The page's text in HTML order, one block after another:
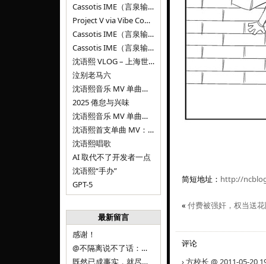
Cassotis IME（言泉输入法）v0.1.0
Project V via Vibe Coding
Cassotis IME（言泉输入法）阶段二
Cassotis IME（言泉输入法）
沈语熙 VLOG – 上海世博文化公园双子山
泣别老马六
沈语熙音乐 MV 单曲第三弹：代码与白T恤
2025 倦怠与兴味
沈语熙音乐 MV 单曲第二弹：优雅时间
沈语熙首支单曲 MV：告别的倒影
沈语熙唱歌
AI 取代不了开发者一点
沈语熙“手办”
GPT-5
最新留言
感谢！
@不隔离说不了话：浙江的
既然已成事实，就尽量接受了。 事情未能如愿已是不幸，没必要为此反复纠结来进行不必要的自我惩罚。 之前问过家里的小朋友是否想学编
简短地址： http://
« 付费被强奸，权当送
评论
› 方校长 @ 2011-05-20